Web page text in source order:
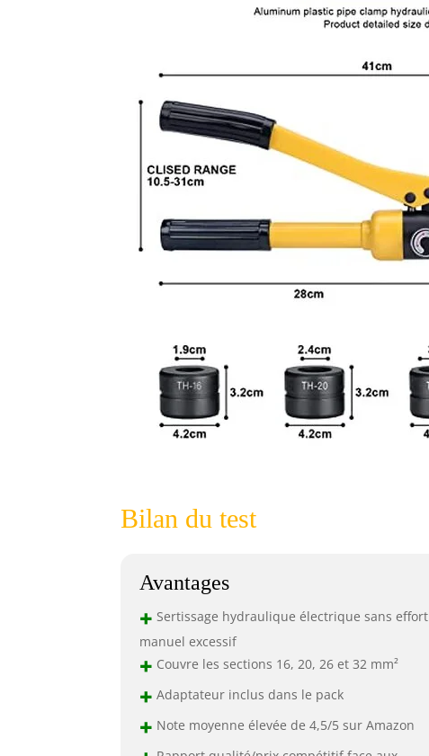
Bilan du test
Avantages
+ Sertissage hydraulique électrique sans effort
manuel excessif
+ Couvre les sections 16, 20, 26 et 32 mm²
+ Adaptateur inclus dans le pack
+ Note moyenne élevée de 4,5/5 sur Amazon